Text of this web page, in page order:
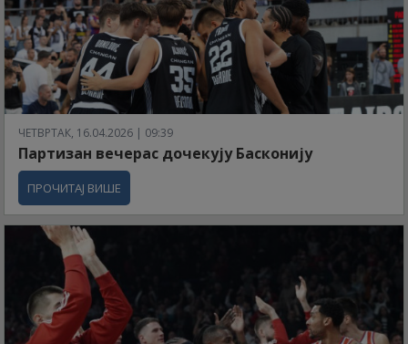
ЧЕТВРТАК, 16.04.2026 | 09:39
Партизан вечерас дочекују Басконију
ПРОЧИТАЈ ВИШЕ